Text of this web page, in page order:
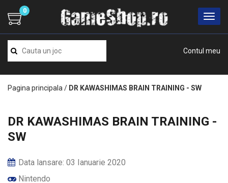
Contul meu
0
Pagina principala / DR KAWASHIMAS BRAIN TRAINING - SW
DR KAWASHIMAS BRAIN TRAINING -
SW
Data lansare: 03 Ianuarie 2020
Nintendo